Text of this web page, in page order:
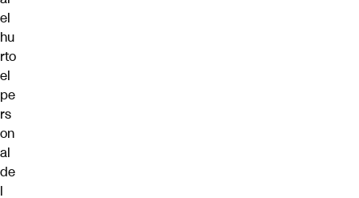
el
hu
rto
el
pe
rs
on
al
de
l